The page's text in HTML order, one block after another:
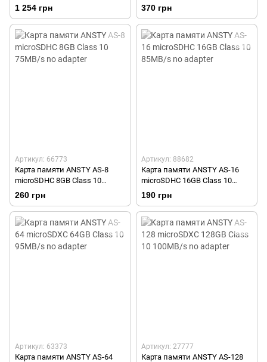
1 254 грн 370 грн
Артикул: 66773
Карта памяти ANSTY AS-8
microSDHC 8GB Class 10
75MB/s no adapter
260 грн
Артикул: 88682
Карта памяти ANSTY AS-16
microSDHC 16GB Class 10
85MB/s no adapter
190 грн
Артикул: 63373
Карта памяти ANSTY AS-64
Артикул: 27777
Карта памяти ANSTY AS-128